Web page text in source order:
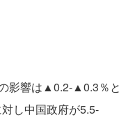
影響は▲0.2-▲0.3％と
し中国政府が5.5-